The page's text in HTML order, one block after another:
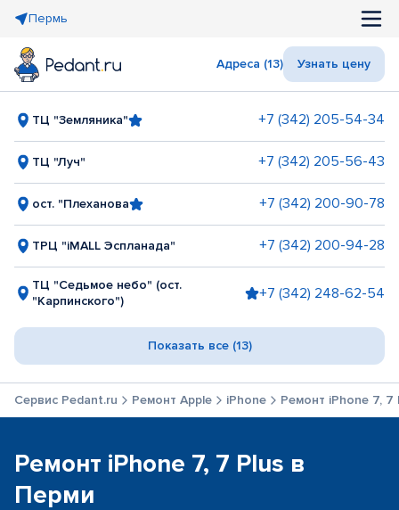
Пермь
Адреса (13) Узнать цену
ТЦ "Земляника" +7 (342) 205-54-34
ТЦ "Луч" +7 (342) 205-56-43
ост. "Плеханова +7 (342) 200-90-78
ТРЦ "iMALL Эспланада" +7 (342) 200-94-28
ТЦ "Седьмое небо" (ост.
"Карпинского")
+7 (342) 248-62-54
Показать все (13)
Сервис Pedant.ru Ремонт Apple iPhone Ремонт iPhone 7, 7
Ремонт iPhone 7, 7 Plus в
Перми